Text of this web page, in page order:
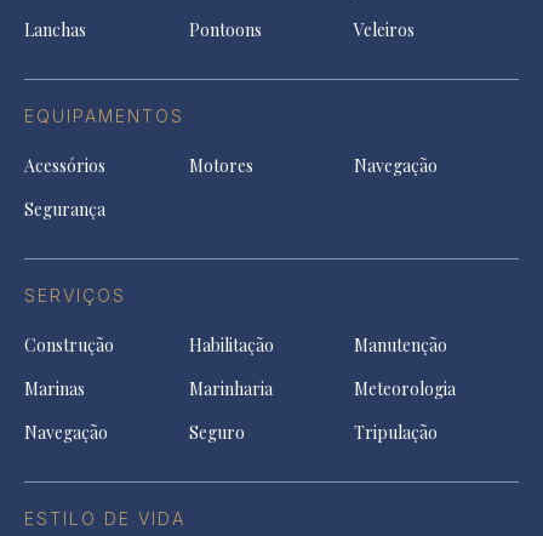
Lanchas
Pontoons Veleiros
EQUIPAMENTOS
Acessórios Motores
Navegação
Segurança
SERVIÇOS
Construção Habilitação
Manutenção
Marinas
Marinharia
Meteorologia
Navegação
Seguro Tripulação
ESTILO DE VIDA